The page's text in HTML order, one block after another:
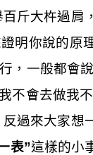
斤大杵過肩
明你說的原
，一般都會
不會去做我
過來大家想
表”這樣的小